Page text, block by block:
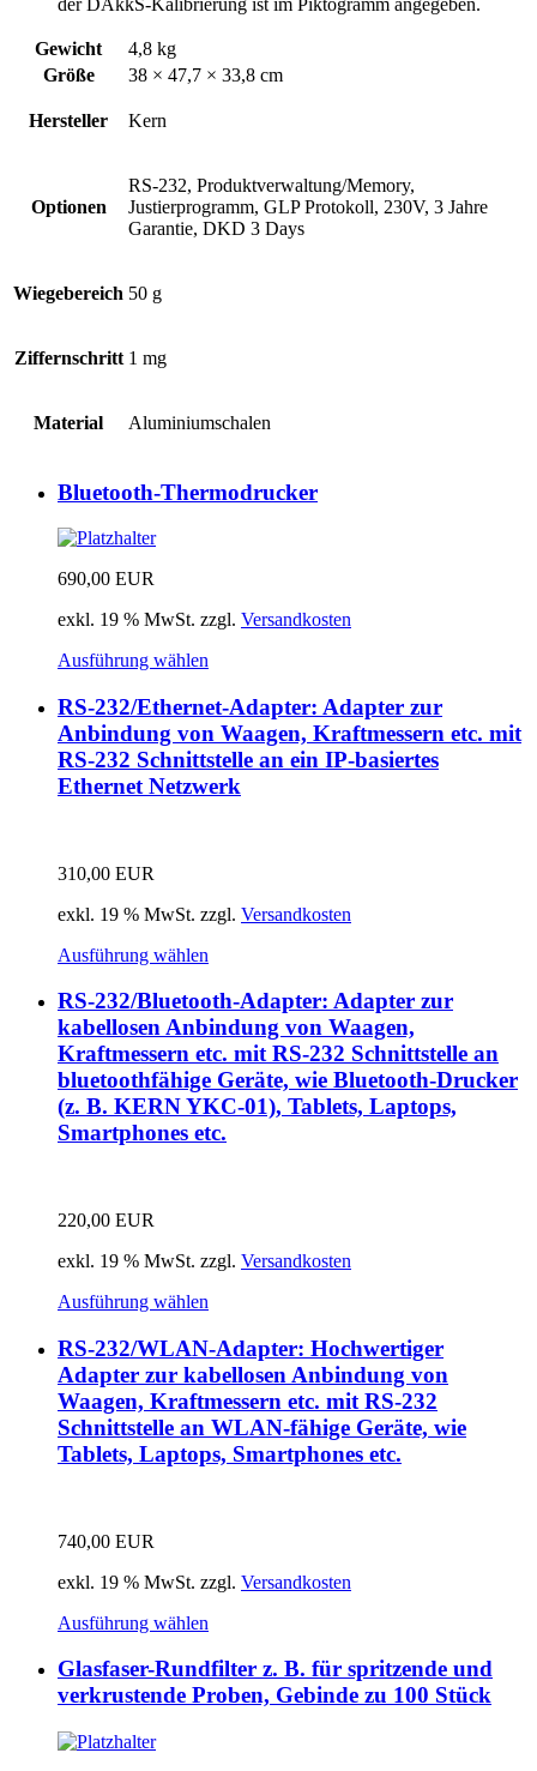
Gewicht
4,8 kg
Größe
38 × 47,7 × 33,8 cm
Hersteller Kern
Optionen
RS-232, Produktverwaltung/Memory,
Justierprogramm, GLP Protokoll, 230V, 3 Jahre
Garantie, DKD 3 Days
Wiegebereich 50 g
Ziffernschritt 1 mg
Material Aluminiumschalen
Bluetooth-Thermodrucker
690,00 EUR
exkl. 19 % MwSt. zzgl. Versandkosten
Ausführung wählen
RS-232/Ethernet-Adapter: Adapter zur
Anbindung von Waagen, Kraftmessern etc. mit
RS-232 Schnittstelle an ein IP-basiertes
Ethernet Netzwerk
310,00 EUR
exkl. 19 % MwSt. zzgl. Versandkosten
Ausführung wählen
RS-232/Bluetooth-Adapter: Adapter zur
kabellosen Anbindung von Waagen,
Kraftmessern etc. mit RS-232 Schnittstelle an
bluetoothfähige Geräte, wie Bluetooth-Drucker
(z. B. KERN YKC-01), Tablets, Laptops,
Smartphones etc.
220,00 EUR
exkl. 19 % MwSt. zzgl. Versandkosten
Ausführung wählen
RS-232/WLAN-Adapter: Hochwertiger
Adapter zur kabellosen Anbindung von
Waagen, Kraftmessern etc. mit RS-232
Schnittstelle an WLAN-fähige Geräte, wie
Tablets, Laptops, Smartphones etc.
740,00 EUR
exkl. 19 % MwSt. zzgl. Versandkosten
Ausführung wählen
Glasfaser-Rundfilter z. B. für spritzende und
verkrustende Proben, Gebinde zu 100 Stück